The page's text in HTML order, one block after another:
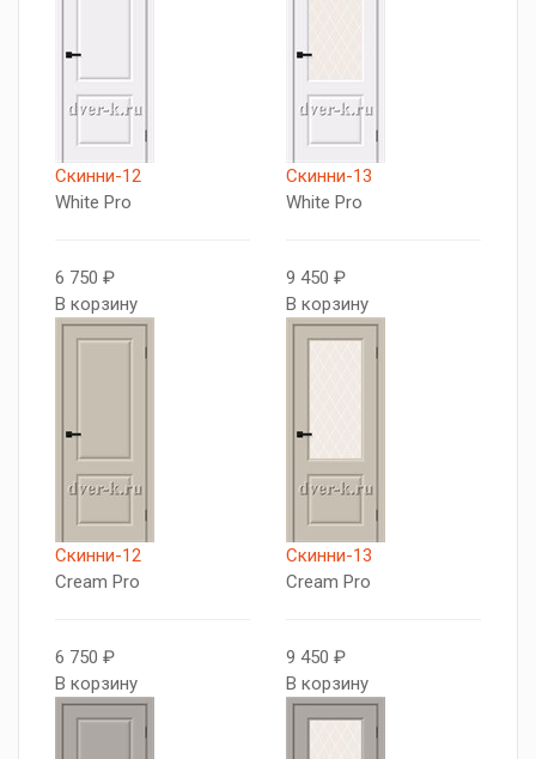
Скинни-12
White Pro
6 750 ₽
В корзину
Скинни-13
White Pro
9 450 ₽
В корзину
Скинни-12
Cream Pro
6 750 ₽
В корзину
Скинни-13
Cream Pro
9 450 ₽
В корзину